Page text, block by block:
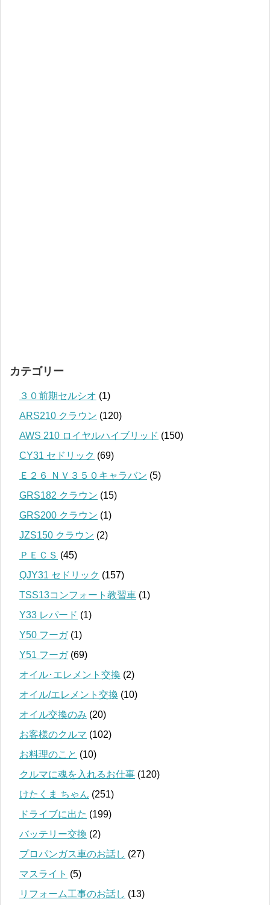
カテゴリー
３０前期セルシオ (1)
ARS210 クラウン (120)
AWS 210 ロイヤルハイブリッド (150)
CY31 セドリック (69)
Ｅ２６ ＮＶ３５０キャラバン (5)
GRS182 クラウン (15)
GRS200 クラウン (1)
JZS150 クラウン (2)
ＰＥＣＳ (45)
QJY31 セドリック (157)
TSS13コンフォート教習車 (1)
Y33 レパード (1)
Y50 フーガ(1)
Y51 フーガ(69)
オイル･エレメント交換 (2)
オイル/エレメント交換 (10)
オイル交換のみ (20)
お客様のクルマ (102)
お料理のこと (10)
クルマに魂を入れるお仕事 (120)
けたくま ちゃん (251)
ドライブに出た (199)
バッテリー交換 (2)
プロパンガス車のお話し (27)
マスライト (5)
リフォーム工事のお話し (13)